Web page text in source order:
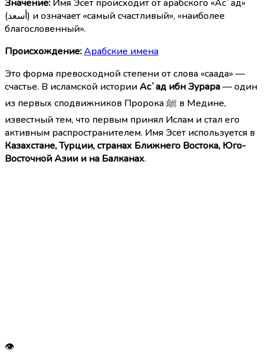
Значение: Имя Эсет происходит от арабского «Асʿад»
(أسعد) и означает «самый счастливый», «наиболее
благословенный».
Происхождение:Арабские имена
Это форма превосходной степени от слова «саада» —
счастье. В исламской историиАсʿад ибн Зурара— один
из первых сподвижников Пророка ﷺ в Медине,
известный тем, что первым принял Ислам и стал его
активным распространителем. Имя Эсет используется в
Казахстане, Турции, странах Ближнего Востока, Юго-
Восточной Азии и на Балканах.
👁